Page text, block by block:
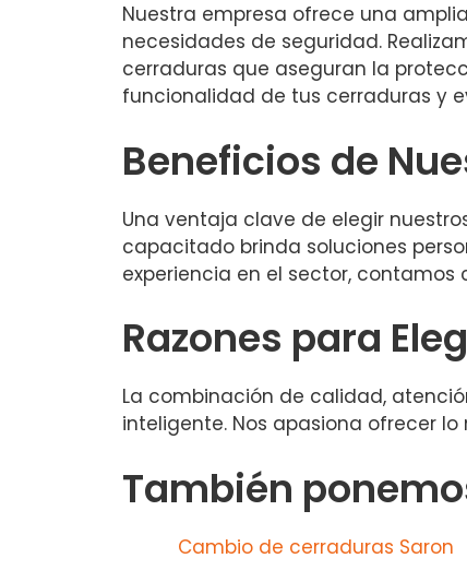
Nuestra empresa ofrece una
necesidades de seguridad.
cerraduras que aseguran la
funcionalidad de tus cerraduras y
Beneficios de
Una ventaja clave de elegir
capacitado brinda soluciones
experiencia en el sector,
Razones para
La combinación de calidad,
inteligente. Nos apasiona ofrecer
También
Cambio de cerraduras Saron